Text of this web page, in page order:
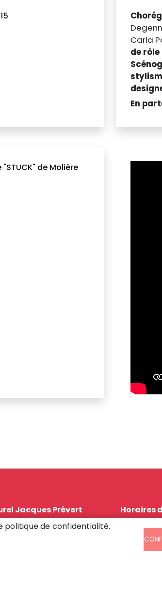
Carla
de rôle
En
de Molière
Jacques Prévert Horaires
Mardi -
Mercredi
et 14h30/
politique de confidentialité.